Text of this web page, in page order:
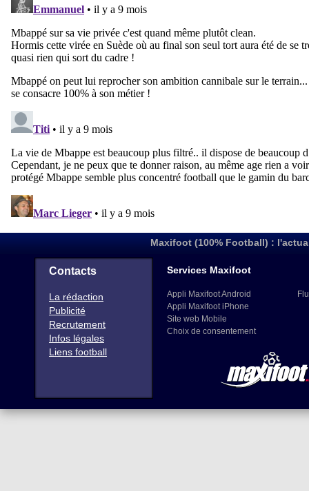
Maxifoot (100% Football) :
Contacts
La rédaction
Publicité
Recrutement
Infos légales
Liens football
Services Maxifoot
Appli Maxifoot Android
Appli Maxifoot iPhone
Site web Mobile
Choix de consentement